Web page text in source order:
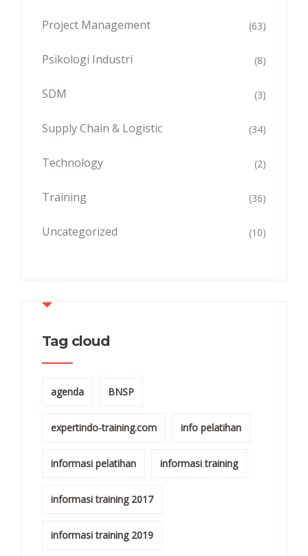
Project Management (63)
Psikologi Industri (8)
SDM (3)
Supply Chain & Logistic (34)
Technology (2)
Training (36)
Uncategorized (10)
Tag cloud
agenda BNSP
expertindo-training.com info pelatihan
informasi pelatihan informasi training
informasi training 2017
informasi training 2019